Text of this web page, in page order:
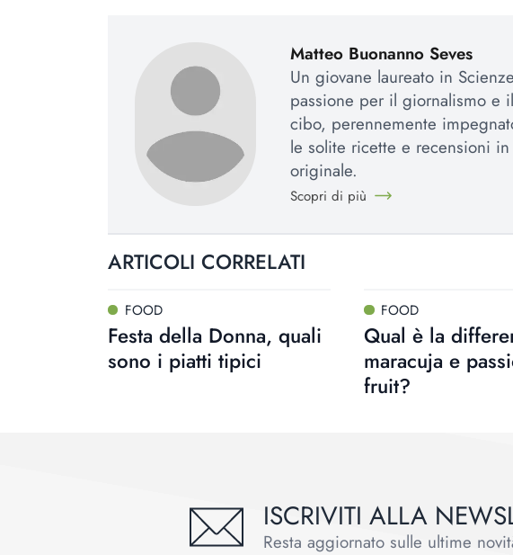
Matteo Buonanno Seves
Un giovane laureato in
passione per il giornalismo e
cibo, perennemente
le solite ricette e recensioni
originale.
Scopri di più
ARTICOLI CORRELATI
FOOD
Festa della Donna, quali
sono i piatti tipici
FOOD
Qual è la
maracuja e
fruit?
ISCRIVITI ALLA
Resta aggiornato sulle ultime